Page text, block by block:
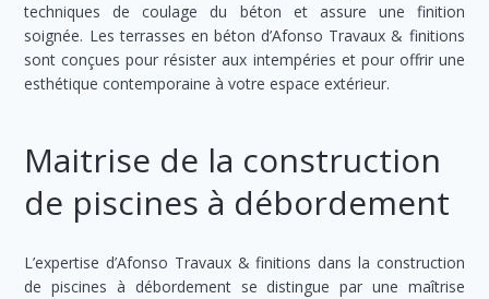
techniques de coulage du béton et assure une finition
soignée. Les terrasses en béton d’Afonso Travaux & finitions
sont conçues pour résister aux intempéries et pour offrir une
esthétique contemporaine à votre espace extérieur.
Maitrise de la construction
de piscines à débordement
L’expertise d’Afonso Travaux & finitions dans la construction
de piscines à débordement se distingue par une maîtrise